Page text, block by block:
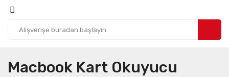
Macbook Kart Okuyucu